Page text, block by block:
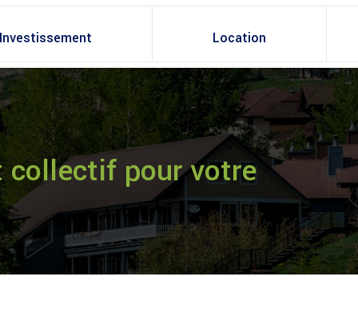
Investissement Location
collectif pour votre